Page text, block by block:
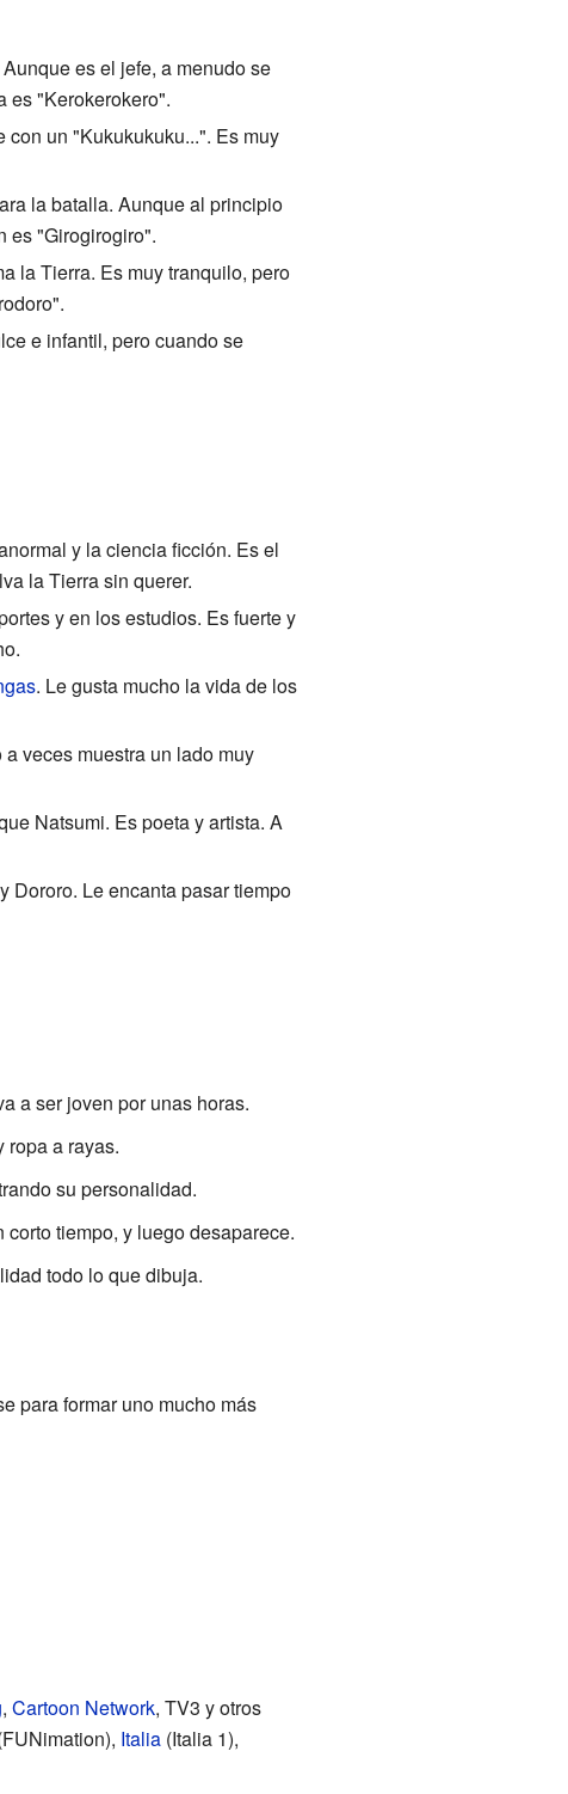
es el jefe, a menudo se
es "Kerokerokero".
un "Kukukukuku...". Es muy
la batalla. Aunque al principio
es "Girogirogiro".
la Tierra. Es muy tranquilo, pero
e infantil, pero cuando se
y la ciencia ficción. Es el
la Tierra sin querer.
y en los estudios. Es fuerte y
. Le gusta mucho la vida de los
veces muestra un lado muy
Natsumi. Es poeta y artista. A
Dororo. Le encanta pasar tiempo
a ser joven por unas horas.
ropa a rayas.
su personalidad.
tiempo, y luego desaparece.
todo lo que dibuja.
para formar uno mucho más
, Cartoon Network, TV3 y otros
Italia(Italia 1),